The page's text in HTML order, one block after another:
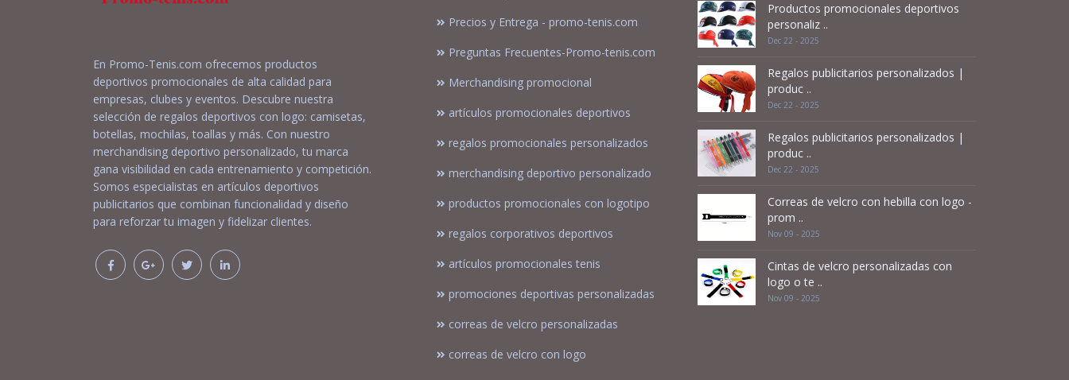
En Promo-Tenis.com ofrecemos productos
deportivos promocionales de alta calidad para
empresas, clubes y eventos. Descubre nuestra
selección de regalos deportivos con logo: camisetas,
botellas, mochilas, toallas y más. Con nuestro
merchandising deportivo personalizado, tu marca
gana visibilidad en cada entrenamiento y competición.
Somos especialistas en artículos deportivos
publicitarios que combinan funcionalidad y diseño
para reforzar tu imagen y fidelizar clientes.
Precios y Entrega - promo-tenis.com
Preguntas Frecuentes-Promo-tenis.com
Merchandising promocional
artículos promocionales deportivos
regalos promocionales personalizados
merchandising deportivo personalizado
productos promocionales con logotipo
regalos corporativos deportivos
artículos promocionales tenis
promociones deportivas personalizadas
correas de velcro personalizadas
correas de velcro con logo
Productos promocionales deportivos
personaliz ..
Dec 22 - 2025
Regalos publicitarios personalizados |
produc ..
Dec 22 - 2025
Regalos publicitarios personalizados |
produc ..
Dec 22 - 2025
Correas de velcro con hebilla con logo -
prom ..
Nov 09 - 2025
Cintas de velcro personalizadas con
logo o te ..
Nov 09 - 2025